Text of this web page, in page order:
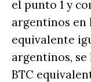
el punto 1 y
argentinos
equivalente
argentinos,
BTC